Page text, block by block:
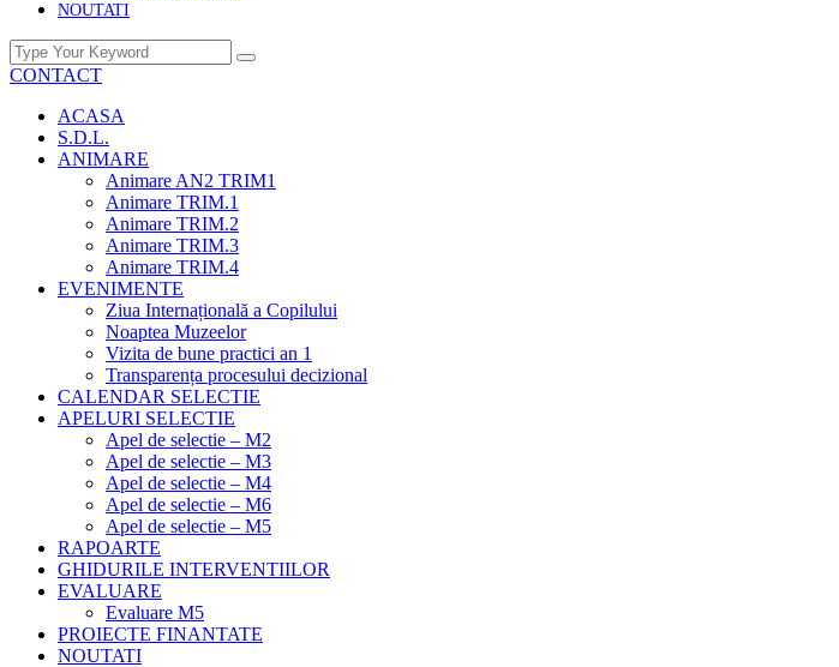
NOUTATI
CONTACT
ACASA
S.D.L.
ANIMARE
Animare AN2 TRIM1
Animare TRIM.1
Animare TRIM.2
Animare TRIM.3
Animare TRIM.4
EVENIMENTE
Ziua Internațională a Copilului
Noaptea Muzeelor
Vizita de bune practici an 1
Transparența procesului decizional
CALENDAR SELECTIE
APELURI SELECTIE
Apel de selectie – M2
Apel de selectie – M3
Apel de selectie – M4
Apel de selectie – M6
Apel de selectie – M5
RAPOARTE
GHIDURILE INTERVENTIILOR
EVALUARE
Evaluare M5
PROIECTE FINANTATE
NOUTATI